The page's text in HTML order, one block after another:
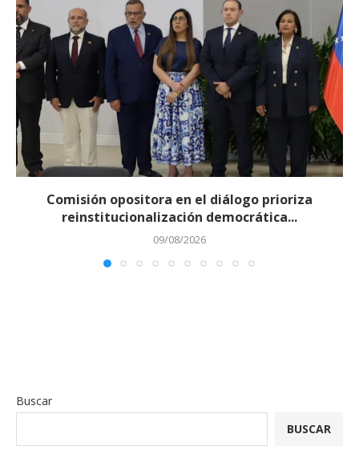
Comisión opositora en el diálogo prioriza
reinstitucionalización democrática...
09/08/2026
Buscar
BUSCAR